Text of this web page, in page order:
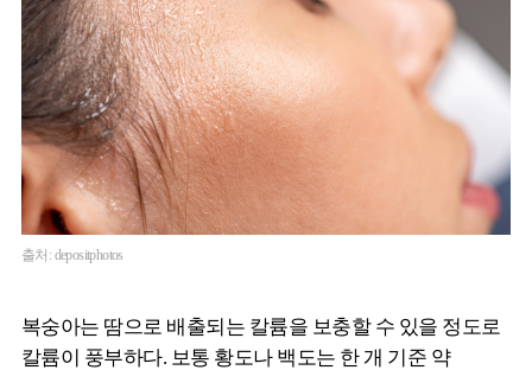
출처: depositphotos
복숭아는 땀으로 배출되는 칼륨을 보충할 수 있을 정도로
칼륨이 풍부하다. 보통 황도나 백도는 한 개 기준 약